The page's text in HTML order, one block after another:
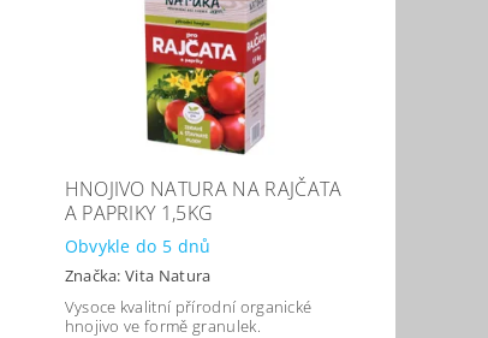
HNOJIVO NATURA NA RAJČATA
A PAPRIKY 1,5KG
Obvykle do 5 dnů
Značka:Vita Natura
Vysoce kvalitní přírodní organické
hnojivo ve formě granulek.